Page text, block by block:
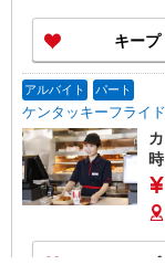
キープ
アルバイト パート
ケンタッキーフライ